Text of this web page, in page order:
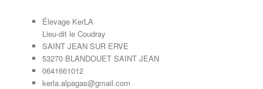
Élevage KerLA
Lieu-dit le Coudray
SAINT JEAN SUR ERVE
53270 BLANDOUET SAINT JEAN
0641661012
kerla.alpagas@gmail.com